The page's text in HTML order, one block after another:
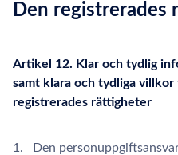
Den registrerades
Artikel 12. Klar och tydlig
samt klara och tydliga
registrerades rättigheter
1. Den